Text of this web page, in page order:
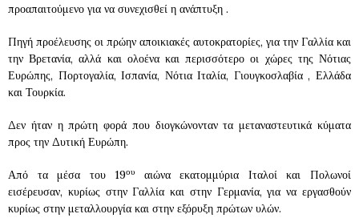
προαπαιτούμενο για να συνεχισθεί η ανάπτυξη .
Πηγή προέλευσης οι πρώην αποικιακές αυτοκρατορίες, για την Γαλλία και
την Βρετανία, αλλά και ολοένα και περισσότερο οι χώρες της Νότιας
Ευρώπης, Πορτογαλία, Ισπανία, Νότια Ιταλία, Γιουγκοσλαβία , Ελλάδα
και Τουρκία.
Δεν ήταν η πρώτη φορά που διογκώνονταν τα μεταναστευτικά κύματα
προς την Δυτική Ευρώπη.
Από τα μέσα του 19ου
αιώνα εκατομμύρια Ιταλοί και Πολωνοί
εισέρευσαν, κυρίως στην Γαλλία και στην Γερμανία, για να εργασθούν
κυρίως στην μεταλλουργία και στην εξόρυξη πρώτων υλών.